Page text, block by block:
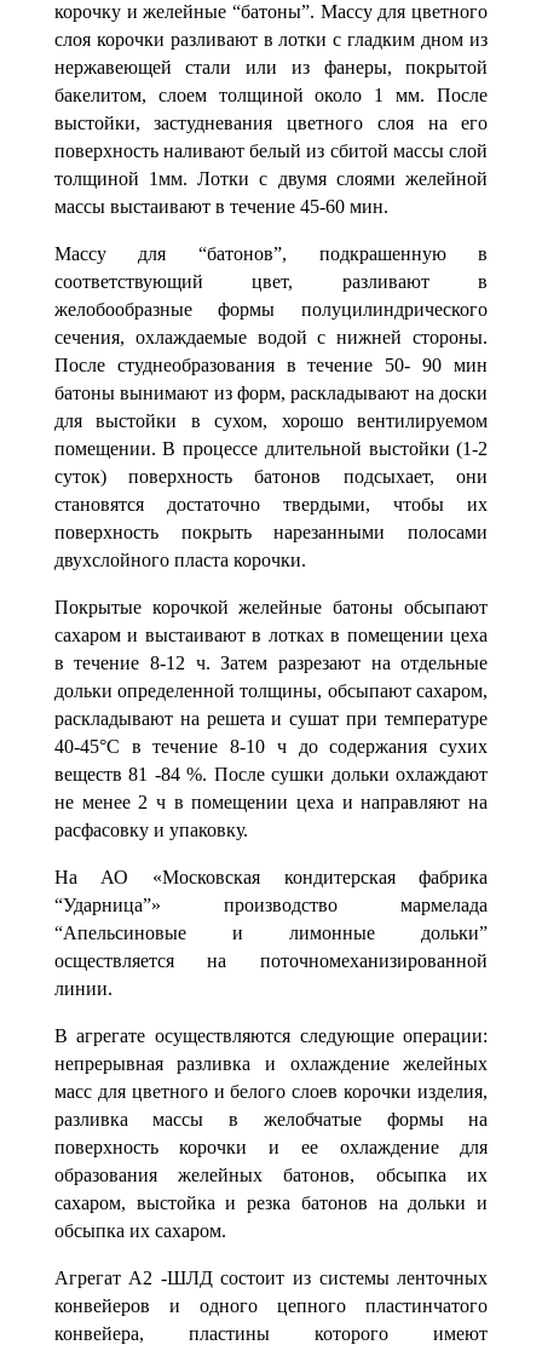
корочку и желейные “батоны”. Массу для цветного
слоя корочки разливают в лотки с гладким дном из
нержавеющей стали или из фанеры, покрытой
бакелитом, слоем толщиной около 1 мм. После
выстойки, застудневания цветного слоя на его
поверхность наливают бе­лый из сбитой массы слой
толщиной 1мм. Лотки с двумя слоями желейной
массы выстаивают в течение 45-60 мин.
Массу для “батонов”, подкрашенную в
соответствующий цвет, раз­ливают в
желобообразные формы полуцилиндрического
сечения, охлаж­даемые водой с нижней стороны.
После студнеобразования в течение 50- 90 мин
батоны вынимают из форм, раскладывают на доски
для выстойки в сухом, хорошо вентилируемом
помещении. В процессе длительной выс­тойки (1-2
суток) поверхность батонов подсыхает, они
становятся доста­точно твердыми, чтобы их
поверхность покрыть нарезанными полосами
двухслойного пласта корочки.
Покрытые корочкой желейные батоны обсыпают
сахаром и выстаи­вают в лотках в помещении цеха
в течение 8-12 ч. Затем разрезают на отдельные
дольки определенной толщины, обсыпают сахаром,
расклады­вают на решета и сушат при температуре
40-45°С в течение 8-10 ч до со­держания сухих
веществ 81 -84 %. После сушки дольки охлаждают
не ме­нее 2 ч в помещении цеха и направляют на
расфасовку и упаковку.
На АО «Московская кондитерская фабрика
“Ударница”» производ­ство мармелада
“Апельсиновые и лимонные дольки”
осществляется на поточномеханизированной
линии.
В агрегате осуществляются следующие операции:
непрерывная раз­ливка и охлаждение желейных
масс для цветного и белого слоев корочки изделия,
разливка массы в желобчатые формы на
поверхность корочки и ее охлаждение для
образования желейных батонов, обсыпка их
сахаром, выстойка и резка батонов на дольки и
обсыпка их сахаром.
Агрегат А2 -ШЛД состоит из системы ленточных
конвейеров и одного цепного пластинчатого
конвейера, пластины которого имеют